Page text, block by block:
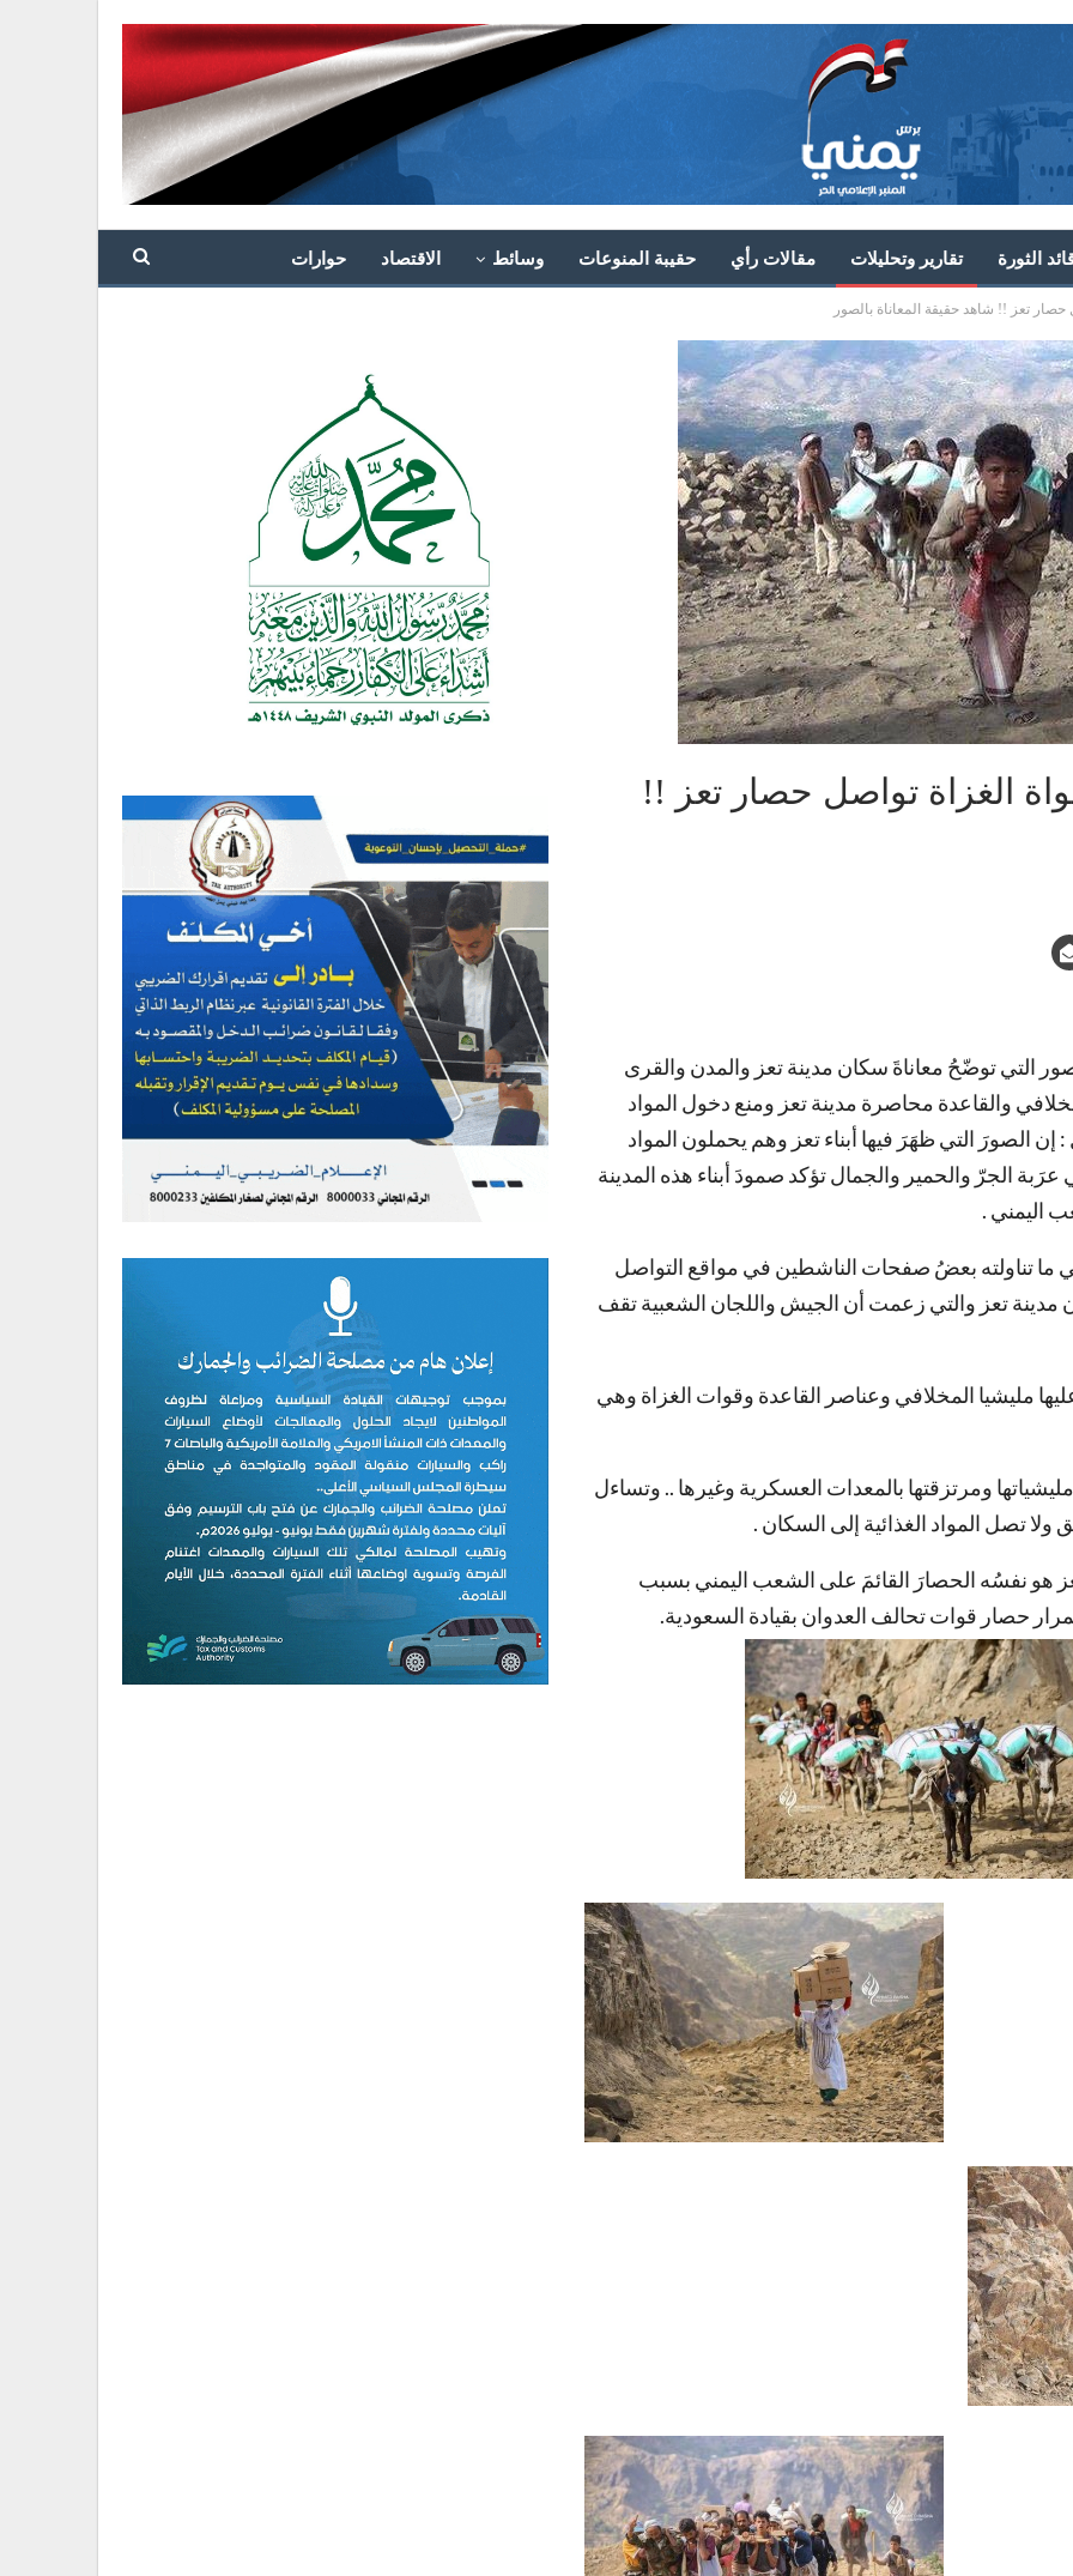
الثورة تقارير وتحليلات مقالات رأي حقيبة المنوعات وسائط الاقتصاد حوارات
حصار تعز !! شاهد حقيقة المعاناة بالصور
الغزاة تواصل حصار تعز !!
التي توضّحُ معاناةَ سكان مدينة تعز والمدن والقرى
والقاعدة محاصرة مدينة تعز ومنع دخول المواد
إن الصورَ التي ظهَرَ فيها أبناء تعز وهم يحملون المواد
الجرّ والحمير والجمال تؤكد صمودَ أبناء هذه المدينة
اليمني .
تناولته بعضُ صفحات الناشطين في مواقع التواصل
تعز والتي زعمت أن الجيش واللجان الشعبية تقف
مليشيا المخلافي وعناصر القاعدة وقوات الغزاة وهي
ومرتزقتها بالمعدات العسكرية وغيرها .. وتساءل
تصل المواد الغذائية إلى السكان .
هو نفسُه الحصارَ القائمَ على الشعب اليمني بسبب
حصار قوات تحالف العدوان بقيادة السعودية.